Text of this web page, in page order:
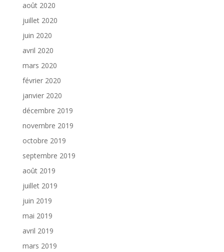
août 2020
juillet 2020
juin 2020
avril 2020
mars 2020
février 2020
janvier 2020
décembre 2019
novembre 2019
octobre 2019
septembre 2019
août 2019
juillet 2019
juin 2019
mai 2019
avril 2019
mars 2019